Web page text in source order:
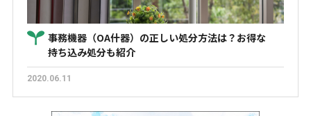
事務機器（OA什器）の正しい処分方法は？お得な
持ち込み処分も紹介
2020.06.11